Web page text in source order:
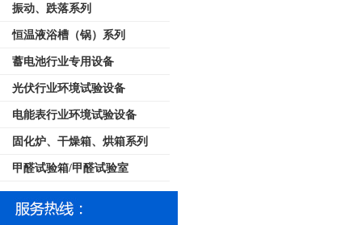
振动、跌落系列
恒温液浴槽（锅）系列
蓄电池行业专用设备
光伏行业环境试验设备
电能表行业环境试验设备
固化炉、干燥箱、烘箱系列
甲醛试验箱/甲醛试验室